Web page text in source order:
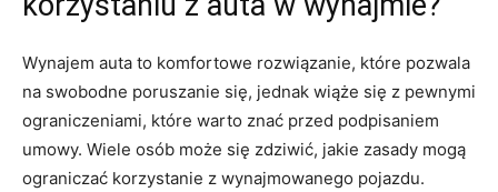
Wynajem ‌auta to komfortowe⁤ rozwiązanie, które pozwala
‌na swobodne poruszanie się, jednak wiąże się z⁤ pewnymi
ograniczeniami, które warto⁤ znać przed podpisaniem
umowy. Wiele⁣ osób może⁤ się zdziwić, jakie zasady mogą
ograniczać korzystanie z‍ wynajmowanego pojazdu.